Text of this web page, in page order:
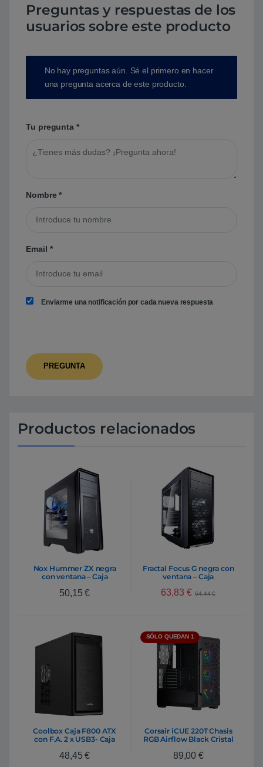
Preguntas y respuestas de los
usuarios sobre este producto
No hay preguntas aún. Sé el primero en hacer
una pregunta acerca de este producto.
Tu pregunta *
Nombre*
Email *
Enviarme una notificación por cada nueva respuesta
Productos relacionados
Nox Hummer ZX negra
con ventana – Caja
50,15€
Fractal Focus G negra con
ventana – Caja
63,83 € 64,44€
Coolbox Caja F800 ATX
con F.A. 2 x USB3- Caja
48,45€
SÓLO QUEDAN 1
Corsair iCUE 220T Chasis
RGB Airflow Black Cristal
89,00 €